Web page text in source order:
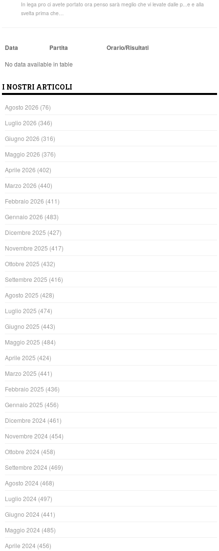
In lega pro ci avete portato ora penso sarà meglio che vi levate dalle p...e e alla
svelta prima che…
Data Partita Orario/Risultati
No data available in table
I NOSTRI ARTICOLI
Agosto 2026 (76)
Luglio 2026 (346)
Giugno 2026 (316)
Maggio 2026 (376)
Aprile 2026 (402)
Marzo 2026 (440)
Febbraio 2026 (411)
Gennaio 2026 (483)
Dicembre 2025 (427)
Novembre 2025 (417)
Ottobre 2025 (432)
Settembre 2025 (416)
Agosto 2025 (428)
Luglio 2025 (474)
Giugno 2025 (443)
Maggio 2025 (484)
Aprile 2025 (424)
Marzo 2025 (441)
Febbraio 2025 (436)
Gennaio 2025 (456)
Dicembre 2024 (461)
Novembre 2024 (454)
Ottobre 2024 (458)
Settembre 2024 (469)
Agosto 2024 (468)
Luglio 2024 (497)
Giugno 2024 (441)
Maggio 2024 (485)
Aprile 2024 (456)